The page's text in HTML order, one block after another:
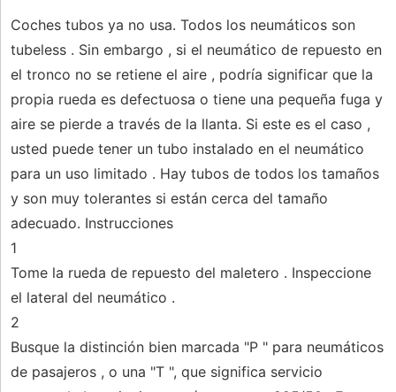
Coches tubos ya no usa. Todos los neumáticos son
tubeless . Sin embargo , si el neumático de repuesto en
el tronco no se retiene el aire , podría significar que la
propia rueda es defectuosa o tiene una pequeña fuga y
aire se pierde a través de la llanta. Si este es el caso ,
usted puede tener un tubo instalado en el neumático
para un uso limitado . Hay tubos de todos los tamaños
y son muy tolerantes si están cerca del tamaño
adecuado. Instrucciones
1
Tome la rueda de repuesto del maletero . Inspeccione
el lateral del neumático .
2
Busque la distinción bien marcada "P " para neumáticos
de pasajeros , o una "T ", que significa servicio